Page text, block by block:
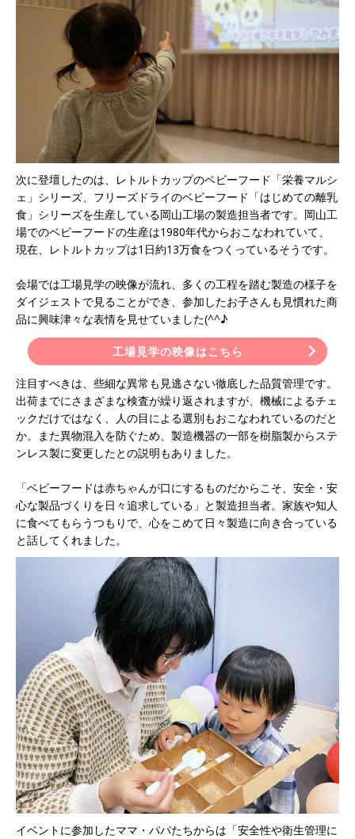
次に登壇したのは、レトルトカップのベビーフード「栄養マルシ
ェ」シリーズ、フリーズドライのベビーフード「はじめての離乳
食」シリーズを生産している岡山工場の製造担当者です。岡山工
場でのベビーフードの生産は1980年代からおこなわれていて、
現在、レトルトカップは1日約13万食をつくっているそうです。
会場では工場見学の映像が流れ、多くの工程を踏む製造の様子を
ダイジェストで見ることができ、参加したお子さんも見慣れた商
品に興味津々な表情を見せていました(^^♪
工場見学の映像はこちら
注目すべきは、些細な異常も見逃さない徹底した品質管理です。
出荷までにさまざまな検査が繰り返されますが、機械によるチェ
ックだけではなく、人の目による選別もおこなわれているのだと
か。また異物混入を防ぐため、製造機器の一部を樹脂製からステ
ンレス製に変更したとの説明もありました。
「ベビーフードは赤ちゃんが口にするものだからこそ、安全・安
心な製品づくりを日々追求している」と製造担当者。家族や知人
に食べてもらうつもりで、心をこめて日々製造に向き合っている
と話してくれました。
イベントに参加したママ・パパたちからは「安全性や衛生管理に